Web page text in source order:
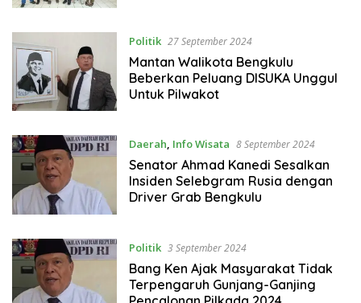
Politik 27 September 2024
Mantan Walikota Bengkulu
Beberkan Peluang DISUKA Unggul
Untuk Pilwakot
Daerah, Info Wisata 8 September 2024
Senator Ahmad Kanedi Sesalkan
Insiden Selebgram Rusia dengan
Driver Grab Bengkulu
Politik 3 September 2024
Bang Ken Ajak Masyarakat Tidak
Terpengaruh Gunjang-Ganjing